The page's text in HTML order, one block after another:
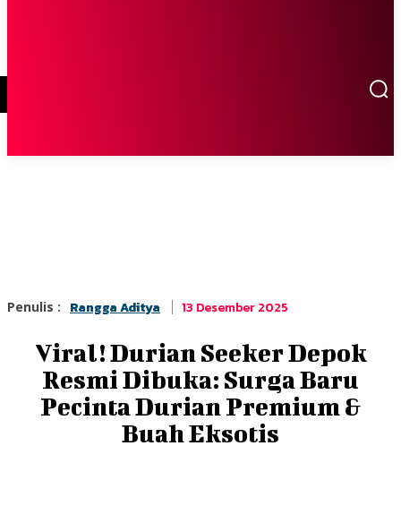
Penulis : Rangga Aditya 13 Desember 2025
Viral! Durian Seeker Depok
Resmi Dibuka: Surga Baru
Pecinta Durian Premium &
Buah Eksotis